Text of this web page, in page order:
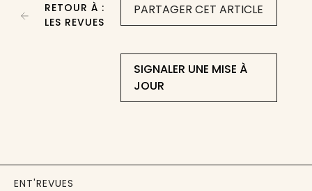
PARTAGER CET ARTICLE
SIGNALER UNE MISE À
JOUR
RETOUR À :
LES REVUES
ENT'REVUES